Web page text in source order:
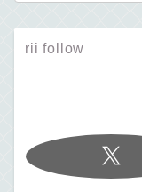
rii follow